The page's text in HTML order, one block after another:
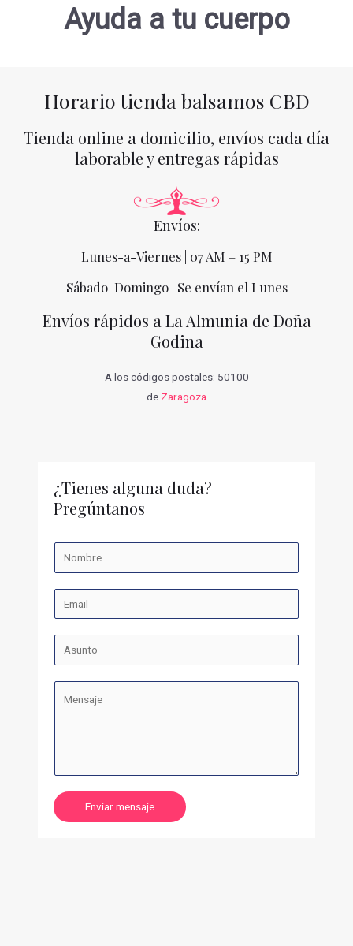
Ayuda a tu cuerpo
Horario tienda balsamos CBD
Tienda online a domicilio, envíos cada día
laborable y entregas rápidas
Envíos:
Lunes-a-Viernes | 07 AM – 15 PM
Sábado-Domingo | Se envían el Lunes
Envíos rápidos a La Almunia de Doña
Godina
A los códigos postales: 50100
de Zaragoza
¿Tienes alguna duda?
Pregúntanos
Enviar mensaje